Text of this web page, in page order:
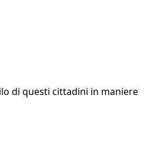
di questi cittadini in maniere